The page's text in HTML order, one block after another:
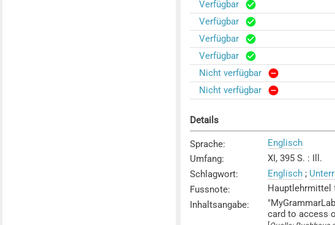
Verfügbar
Verfügbar
Verfügbar
Verfügbar
Nicht verfügbar
Nicht verfügbar
Details
Sprache:
Englisch
Umfang:
XI, 395 S. : Ill.
Schlagwort: Englisch;
Fussnote:
Hauptlehrmittel
Inhaltsangabe:
card to access